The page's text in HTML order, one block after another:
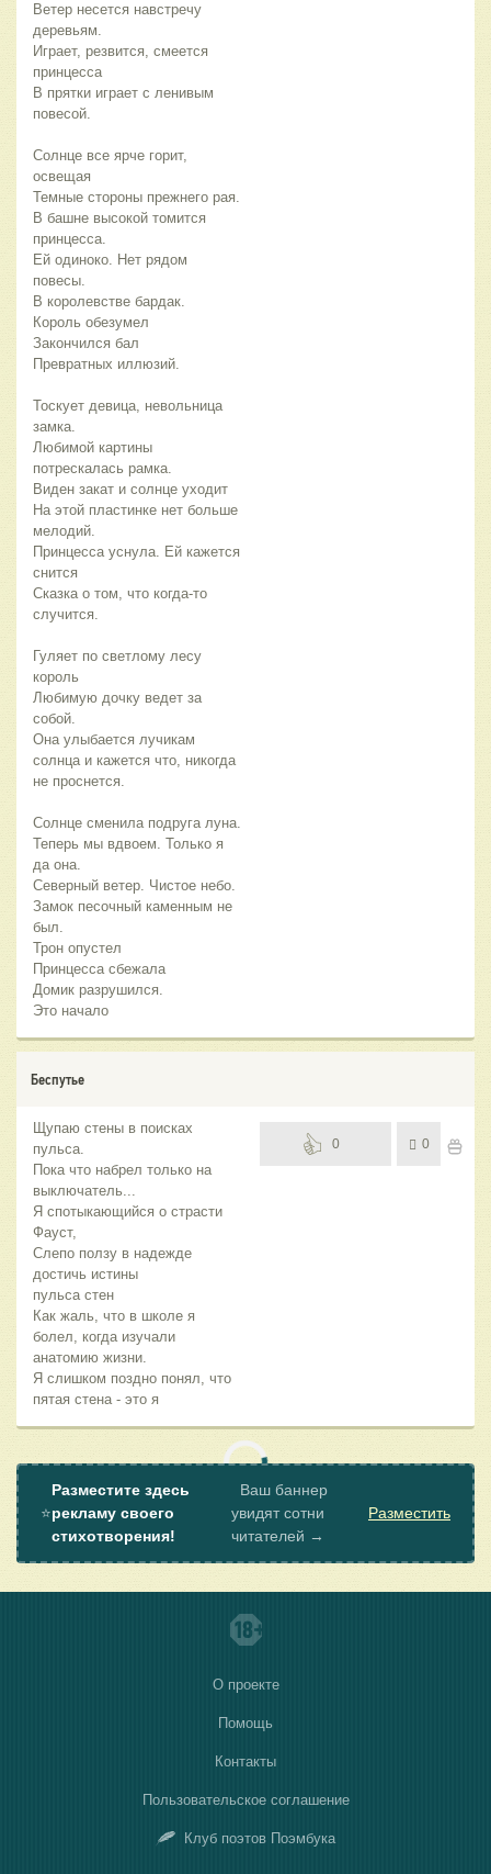
Ветер несется навстречу
деревьям.
Играет, резвится, смеется
принцесса
В прятки играет с ленивым
повесой.
Солнце все ярче горит,
освещая
Темные стороны прежнего рая.
В башне высокой томится
принцесса.
Ей одиноко. Нет рядом
повесы.
В королевстве бардак.
Король обезумел
Закончился бал
Превратных иллюзий.
Тоскует девица, невольница
замка.
Любимой картины
потрескалась рамка.
Виден закат и солнце уходит
На этой пластинке нет больше
мелодий.
Принцесса уснула. Ей кажется
снится
Сказка о том, что когда-то
случится.
Гуляет по светлому лесу
король
Любимую дочку ведет за
собой.
Она улыбается лучикам
солнца и кажется что, никогда
не проснется.
Солнце сменила подруга луна.
Теперь мы вдвоем. Только я
да она.
Северный ветер. Чистое небо.
Замок песочный каменным не
был.
Трон опустел
Принцесса сбежала
Домик разрушился.
Это начало
Беспутье
Щупаю стены в поисках
пульса.
Пока что набрел только на
выключатель...
Я спотыкающийся о страсти
Фауст,
Слепо ползу в надежде
достичь истины
пульса стен
Как жаль, что в школе я
болел, когда изучали
анатомию жизни.
Я слишком поздно понял, что
пятая стена - это я
0 0
⭐
Разместите здесь
рекламу своего
стихотворения!
Ваш баннер
увидят сотни
читателей →
Разместить
О проекте
Помощь
Контакты
Пользовательское соглашение
Клуб поэтов Поэмбука